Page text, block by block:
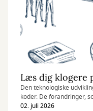
Læs dig klogere
Den teknologiske
koder. De forandringer,
medfører, påvirker os
02. juli 2026